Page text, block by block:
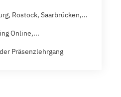
Rostock, Saarbrücken,...
Online,...
Präsenzlehrgang